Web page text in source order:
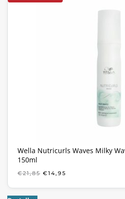
Wella Nutricurls Waves Milky
150ml
€21,85 OORSPRONKELIJKE
WAS:
€14,95
IS: